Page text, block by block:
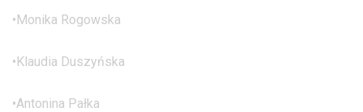
•Monika Rogowska
•Klaudia Duszyńska
•Antonina Pałka